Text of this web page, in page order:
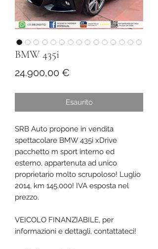
BMW 435i
24.900,00 €
Esaurito
SRB Auto propone in vendita
spettacolare BMW 435i xDrive
pacchetto m sport interno ed
esterno, appartenuta ad unico
proprietario molto scrupoloso! Luglio
2014, km 145.000! IVA esposta nel
prezzo.
VEICOLO FINANZIABILE, per
informazioni e dettagli, contattateci!